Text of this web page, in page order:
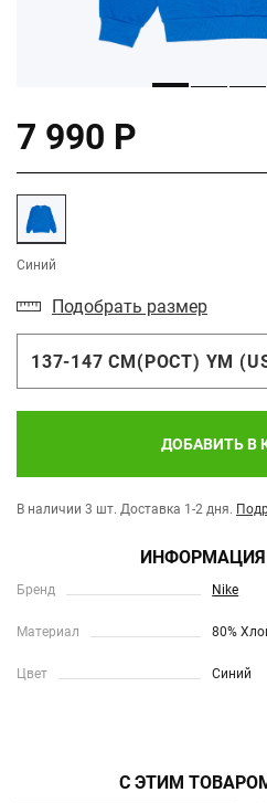
7 990 Р
Синий
Подобрать размер
137-147 СМ(РОСТ) YM
ДОБАВИТЬ В
В наличии 3 шт. Доставка 1-2 дня.
ИНФОРМАЦИЯ
Бренд Nike
Материал 80%
Цвет Синий
С ЭТИМ